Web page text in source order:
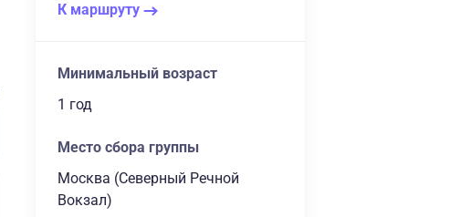
К маршруту
Минимальный возраст
1 год
Место сбора группы
Москва (Северный Речной
Вокзал)